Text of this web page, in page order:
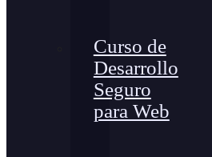
Curso de
Desarrollo
Seguro
para Web